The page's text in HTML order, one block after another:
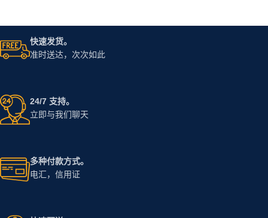
快速发货。
准时送达，次次如此
24/7 支持。
立即与我们聊天
多种付款方式。
电汇，信用证